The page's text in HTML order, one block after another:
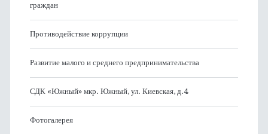
граждан
Противодействие коррупции
Развитие малого и среднего предпринимательства
СДК «Южный» мкр. Южный, ул. Киевская, д.4
Фотогалерея